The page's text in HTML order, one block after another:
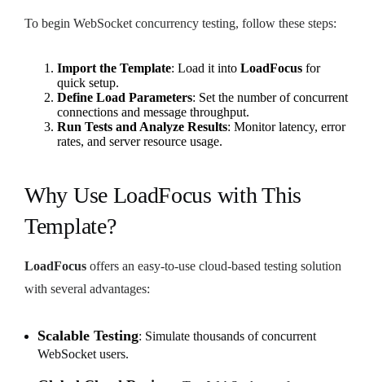
To begin WebSocket concurrency testing, follow these steps:
Import the Template: Load it into LoadFocus for
quick setup.
Define Load Parameters: Set the number of concurrent
connections and message throughput.
Run Tests and Analyze Results: Monitor latency, error
rates, and server resource usage.
Why Use LoadFocus with This
Template?
LoadFocus offers an easy-to-use cloud-based testing solution
with several advantages:
Scalable Testing: Simulate thousands of concurrent
WebSocket users.